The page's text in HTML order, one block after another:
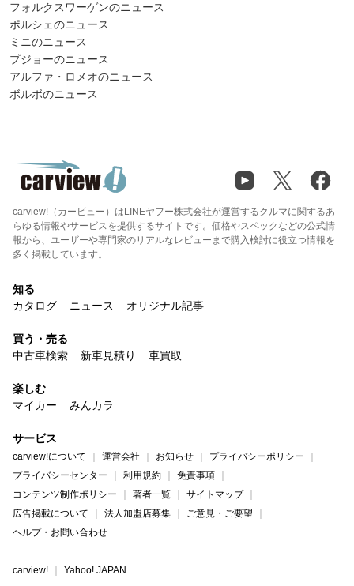
フォルクスワーゲンのニュース
ポルシェのニュース
ミニのニュース
プジョーのニュース
アルファ・ロメオのニュース
ボルボのニュース
carview!（カービュー）はLINEヤフー株式会社が運営するクルマに関するあ
らゆる情報やサービスを提供するサイトです。価格やスペックなどの公式情
報から、ユーザーや専門家のリアルなレビューまで購入検討に役立つ情報を
多く掲載しています。
知る
カタログ
ニュース オリジナル記事
買う・売る
中古車検索
新車見積り 車買取
楽しむ
マイカー
みんカラ
サービス
carview!について 運営会社 お知らせ
プライバシーポリシー
プライバシーセンター
利用規約
免責事項
コンテンツ制作ポリシー
著者一覧
サイトマップ
広告掲載について
法人加盟店募集
ご意見・ご要望
ヘルプ・お問い合わせ
carview! Yahoo! JAPAN